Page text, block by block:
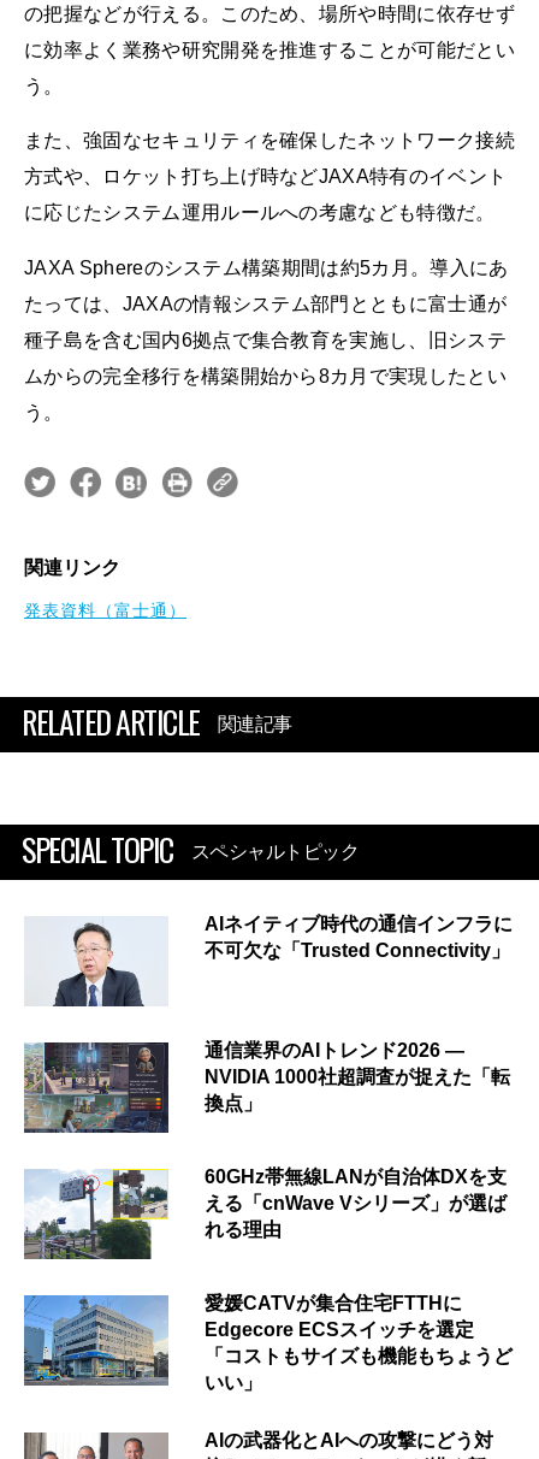
の把握などが行える。このため、場所や時間に依存せず
に効率よく業務や研究開発を推進することが可能だとい
う。
また、強固なセキュリティを確保したネットワーク接続
方式や、ロケット打ち上げ時などJAXA特有のイベント
に応じたシステム運用ルールへの考慮なども特徴だ。
JAXA Sphereのシステム構築期間は約5カ月。導入にあ
たっては、JAXAの情報システム部門とともに富士通が
種子島を含む国内6拠点で集合教育を実施し、旧システ
ムからの完全移行を構築開始から8カ月で実現したとい
う。
関連リンク
発表資料（富士通）
RELATED ARTICLE 関連記事
SPECIAL TOPIC スペシャルトピック
AIネイティブ時代の通信インフラに
不可欠な「Trusted Connectivity」
通信業界のAIトレンド2026 ―
NVIDIA 1000社超調査が捉えた「転
換点」
60GHz帯無線LANが自治体DXを支
える「cnWave Vシリーズ」が選ば
れる理由
愛媛CATVが集合住宅FTTHに
Edgecore ECSスイッチを選定
「コストもサイズも機能もちょうど
いい」
AIの武器化とAIへの攻撃にどう対